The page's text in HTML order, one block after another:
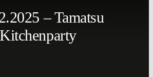
– Tamatsu
Kitchenparty